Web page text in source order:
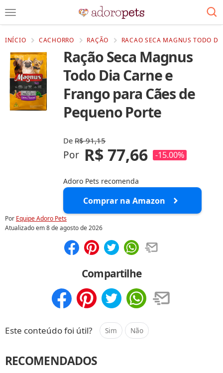
INÍCIO CACHORRO RAÇÃO RACAO SECA MAGNUS TODO
Ração Seca Magnus
Todo Dia Carne e
Frango para Cães de
Pequeno Porte
DeR$ 91,15
Por R$ 77,66 -15.00%
Adoro Pets recomenda
Comprar na Amazon
Por Equipe Adoro Pets
Atualizado em8 de agosto de 2026
Compartilhe
Este conteúdo foi útil? Sim Não
RECOMENDADOS